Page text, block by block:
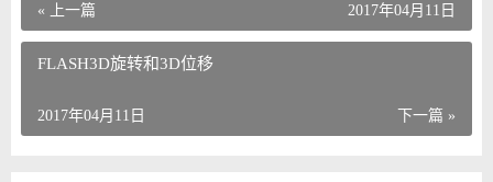
« 上一篇 2017年04月11日
FLASH3D旋转和3D位移
2017年04月11日 下一篇 »